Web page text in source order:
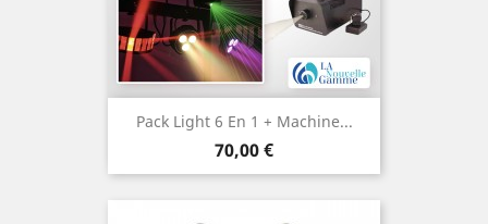
Pack Light 6 En 1 + Machine...
Prix
70,00 €